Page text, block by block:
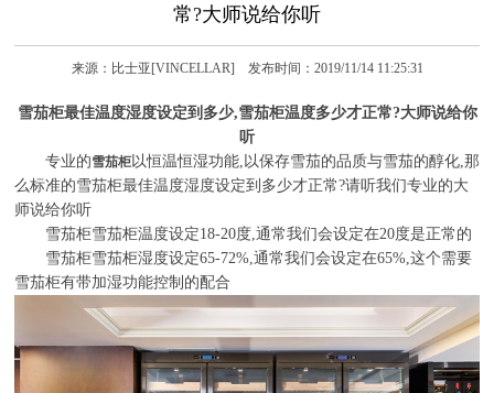
常?大师说给你听
来源：比士亚[VINCELLAR] 发布时间：2019/11/14 11:25:31
雪茄柜最佳温度湿度设定到多少,雪茄柜温度多少才正常?大师说给你
听
专业的雪茄柜以恒温恒湿功能,以保存雪茄的品质与雪茄的醇化,那
么标准的雪茄柜最佳温度湿度设定到多少才正常?请听我们专业的大
师说给你听
雪茄柜雪茄柜温度设定18-20度,通常我们会设定在20度是正常的
雪茄柜雪茄柜湿度设定65-72%,通常我们会设定在65%,这个需要
雪茄柜有带加湿功能控制的配合